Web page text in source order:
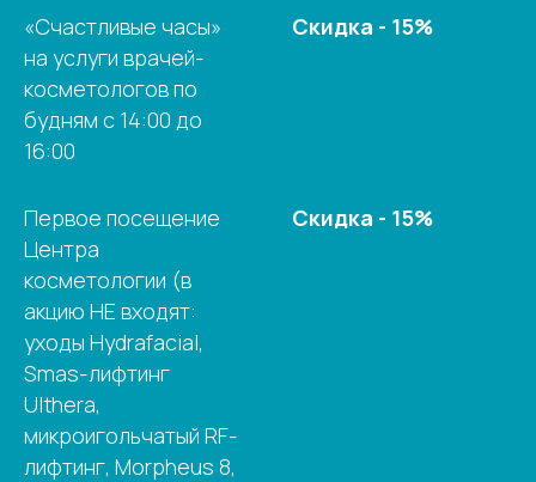
«Счастливые часы»
на услуги врачей-
косметологов по
будням с 14:00 до
16:00
Скидка - 15%
Первое посещение
Центра
косметологии (в
акцию НЕ входят:
уходы Hydrafacial,
Smas-лифтинг
Ulthera,
микроигольчатый RF-
лифтинг, Morpheus 8,
Скидка - 15%